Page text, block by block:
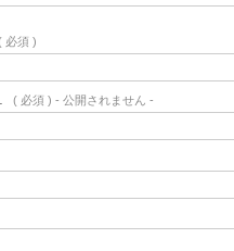
必須 )
( 必須 ) - 公開されません -